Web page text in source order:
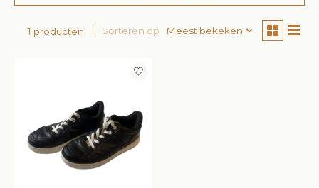
1 producten Sorteren op Meest bekeken